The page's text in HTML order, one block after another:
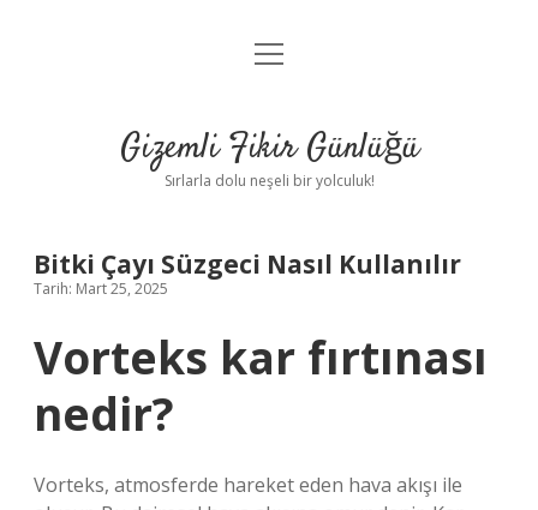
Anasayfa
Yasal Uyarı
menüyü
Gizemli Fikir Günlüğü
Sırlarla dolu neşeli bir yolculuk!
Bitki Çayı Süzgeci Nasıl Kullanılır
Tarih: Mart 25, 2025
Vorteks kar fırtınası
nedir?
Vorteks, atmosferde hareket eden hava akışı ile